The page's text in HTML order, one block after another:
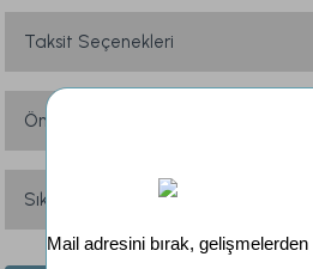
Ürün hakkında henüz soru
Taksit Seçenekleri
Önerileriniz
yetersiz gördüğünüz noktaları öneri
iletebilirsiniz.
Görüş ve önerileriniz için teşekkür ederiz.
Sık Sorulan Sorular